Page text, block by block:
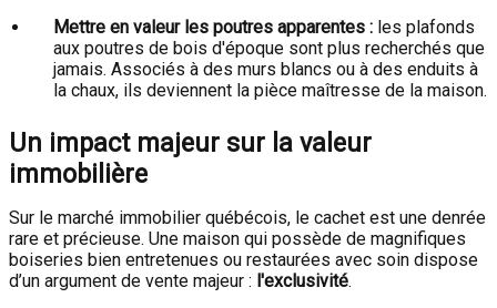
Mettre en valeur les poutres apparentes : les plafonds
aux poutres de bois d'époque sont plus recherchés que
jamais. Associés à des murs blancs ou à des enduits à
la chaux, ils deviennent la pièce maîtresse de la maison.
Un impact majeur sur la valeur
immobilière
Sur le marché immobilier québécois, le cachet est une denrée
rare et précieuse. Une maison qui possède de magnifiques
boiseries bien entretenues ou restaurées avec soin dispose
d’un argument de vente majeur : l'exclusivité.